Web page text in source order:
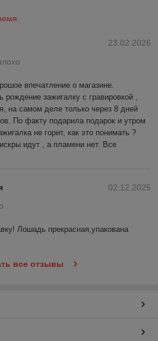
23.02.2026
впечатление о магазине.
зажигалку с гравировкой ,
на самом деле только через 8 дней
По факту подарила подарок и утром
не горит, как это понимать ?
идут , а пламени нет. Все
02.12.2025
Лошадь прекрасная,упакована
все отзывы